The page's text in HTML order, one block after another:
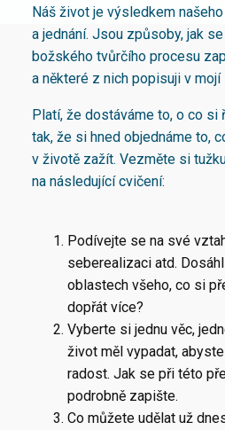
Náš život je výsledkem
a jednání. Jsou způsoby, jak
božského tvůrčího procesu
a některé z nich popisuji v mojí
Platí, že dostáváme to, o co si
tak, že si hned objednáme to,
v životě zažít. Vezměte si
na následující cvičení:
Podívejte se na své
seberealizaci atd.
oblastech všeho, co si
dopřát více?
Vyberte si jednu věc,
život měl vypadat,
radost. Jak se při této
podrobně zapište.
Co můžete udělat už